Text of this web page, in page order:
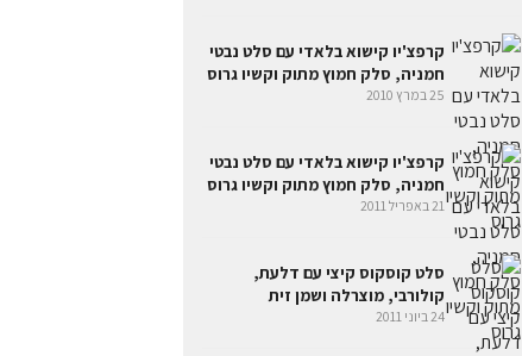
קרפצ'יו קישוא בלאדי עם סלט נבטי
חמניה, סלק חמוץ מתוק וקשיו גרוס
25 במרץ 2010
קרפצ'יו קישוא בלאדי עם סלט נבטי
חמניה, סלק חמוץ מתוק וקשיו גרוס
21 באפריל 2011
סלט קוסקוס קיצי עם דלעת,
קולורבי, מוצרלה ושמן זית
24 ביוני 2011